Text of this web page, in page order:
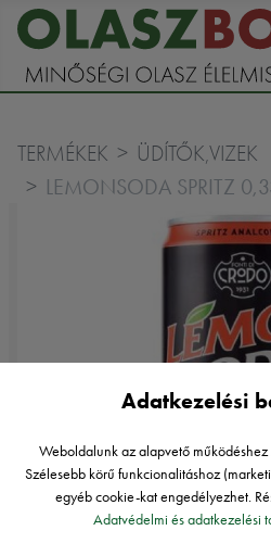
TERMÉKEK ÜDÍTŐK,VIZEK
LEMONSODA SPRITZ
Adatkezelési
Weboldalunk az alapvető
Szélesebb körű funkcionalitáshoz
egyéb cookie-kat engedélyezhet.
Adatvédelmi és adatkezelési